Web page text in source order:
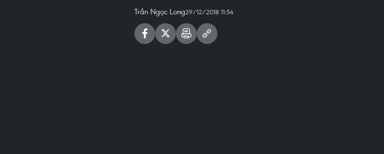
Trần Ngọc Long29/12/2018 11:54